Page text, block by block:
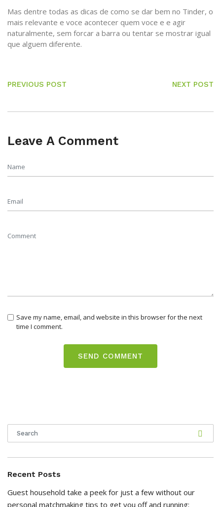
Mas dentre todas as dicas de como se dar bem no Tinder, o
mais relevante e voce acontecer quem voce e e agir
naturalmente, sem forcar a barra ou tentar se mostrar igual
que alguem diferente.
PREVIOUS POST NEXT POST
Leave A Comment
Save my name, email, and website in this browser for the next
time I comment.
Recent Posts
Guest household take a peek for just a few without our
personal matchmaking tips to get you off and running: